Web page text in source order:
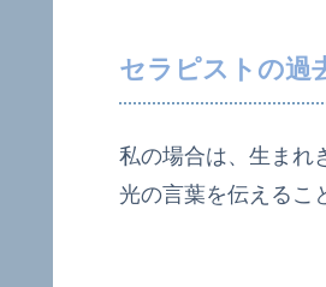
セラピストの過
私の場合は、生まれ
光の言葉を伝えるこ